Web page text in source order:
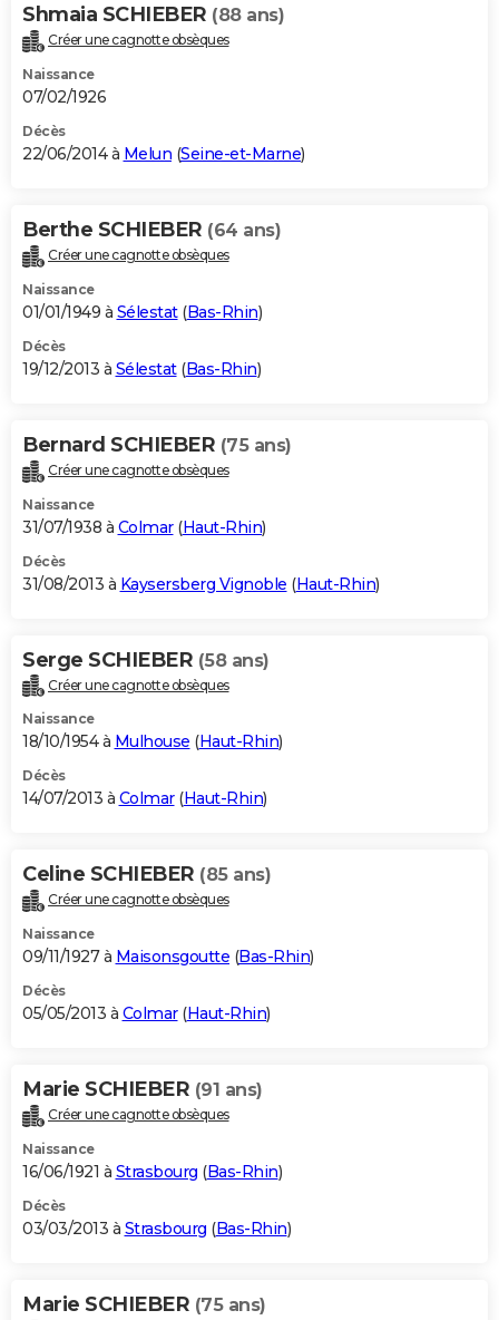
Shmaia SCHIEBER (88 ans)
Créer une cagnotte obsèques
Naissance
07/02/1926
Décès
22/06/2014 à Melun (Seine-et-Marne)
Berthe SCHIEBER (64 ans)
Créer une cagnotte obsèques
Naissance
01/01/1949 à Sélestat(Bas-Rhin)
Décès
19/12/2013 à Sélestat(Bas-Rhin)
Bernard SCHIEBER (75 ans)
Créer une cagnotte obsèques
Naissance
31/07/1938 à Colmar(Haut-Rhin)
Décès
31/08/2013 à Kaysersberg Vignoble (Haut-Rhin)
Serge SCHIEBER (58 ans)
Créer une cagnotte obsèques
Naissance
18/10/1954 à Mulhouse (Haut-Rhin)
Décès
14/07/2013 à Colmar(Haut-Rhin)
Celine SCHIEBER (85 ans)
Créer une cagnotte obsèques
Naissance
09/11/1927 à Maisonsgoutte (Bas-Rhin)
Décès
05/05/2013 à Colmar(Haut-Rhin)
Marie SCHIEBER (91 ans)
Créer une cagnotte obsèques
Naissance
16/06/1921 à Strasbourg (Bas-Rhin)
Décès
03/03/2013 à Strasbourg (Bas-Rhin)
Marie SCHIEBER (75 ans)